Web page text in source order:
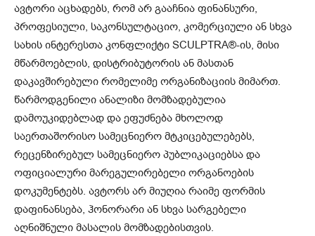
ავტორი აცხადებს, რომ არ გააჩნია ფინანსური,
პროფესიული, საკონსულტაციო, კომერციული ან სხვა
სახის ინტერესთა კონფლიქტი SCULPTRA®-ის, მისი
მწარმოებლის, დისტრიბუტორის ან მასთან
დაკავშირებული რომელიმე ორგანიზაციის მიმართ.
წარმოდგენილი ანალიზი მომზადებულია
დამოუკიდებლად და ეფუძნება მხოლოდ
საერთაშორისო სამეცნიერო მტკიცებულებებს,
რეცენზირებულ სამეცნიერო პუბლიკაციებსა და
ოფიციალური მარეგულირებელი ორგანოების
დოკუმენტებს. ავტორს არ მიუღია რაიმე ფორმის
დაფინანსება, ჰონორარი ან სხვა სარგებელი
აღნიშნული მასალის მომზადებისთვის.